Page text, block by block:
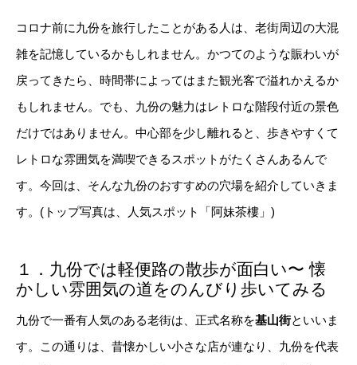
コロナ前に九份を旅行したことがある人は、老街周辺の大混
雑を記憶しているかもしれません。かつてのような賑わいが
戻ってきたら、時間帯によってはまた観光客で溢れかえるか
もしれません。でも、九份の魅力はレトロな階段付近の景色
だけではありません。中心部を少し離れると、歩きやすくて
レトロな雰囲気を満喫できるスポットがたくさんあるんで
す。今回は、そんな九份のおすすめの穴場を紹介していきま
す。(トップ写真は、人気スポット「阿妹茶樓」)
１．九份では軽便路の散歩が面白い〜 懐
かしい雰囲気の道をのんびり歩いてみる
九份で一番有人気のある老街は、正式名称を基山街といいま
す。この通りは、昔懐かしい小さな店が連なり、九份を代表